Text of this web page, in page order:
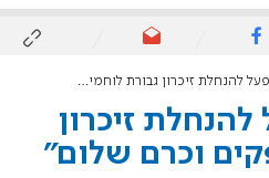
זיכרון גבורת לוחמי אופקים וכרם שלום"
זיכרון
וכרם שלום"